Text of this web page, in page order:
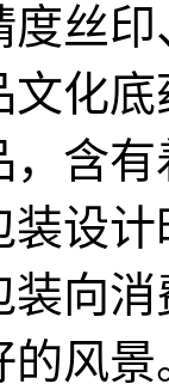
度丝
化
，含
设
向
的风景